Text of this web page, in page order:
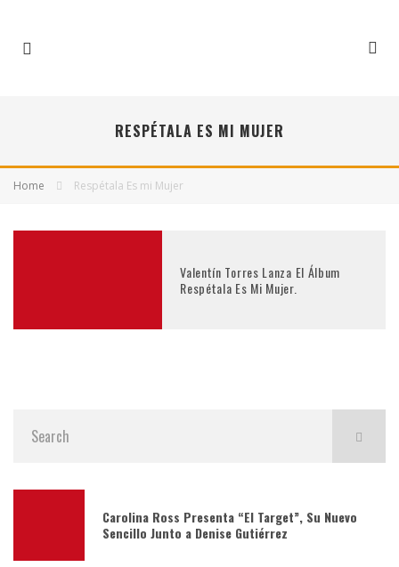
RESPÉTALA ES MI MUJER
Home Respétala Es mi Mujer
Valentín Torres Lanza El Álbum
Respétala Es Mi Mujer.
Carolina Ross Presenta “El Target”, Su Nuevo
Sencillo Junto a Denise Gutiérrez